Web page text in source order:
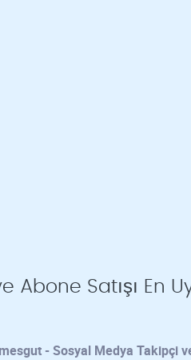
Abone Satışı En
- Sosyal Medya Takipçi